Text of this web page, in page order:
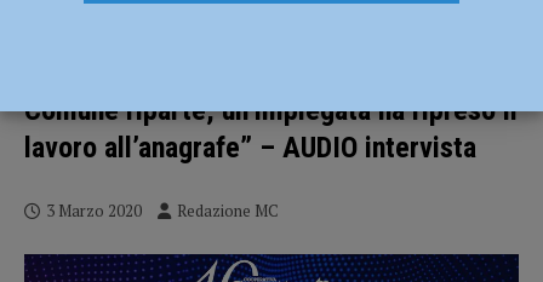
Comune riparte, un’impiegata ha ripreso il
lavoro all’anagrafe” – AUDIO intervista
3 Marzo 2020 Redazione MC